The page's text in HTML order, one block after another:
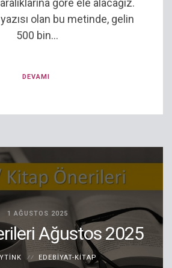
göre ele alacağız.
olan bu metinde, gelin
500 bin...
DEVAMI
1 AĞUSTOS 2025
Ağustos 2025
EDEBIYAT-KITAP